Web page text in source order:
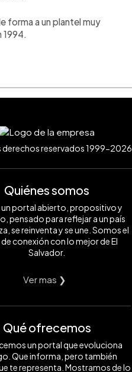
forma a un plantel muy
derechos reservados 1999-2026
Quiénes somos
portal abierto, propositivo y
pensado para reflejar a un país
se reinventa y se une. Somos el
conexión con lo mejor de El
Salvador.
Ver mas ❯
Qué ofrecemos
un portal que evoluciona
Que informa, pero también
te representa. Mostramos de lo